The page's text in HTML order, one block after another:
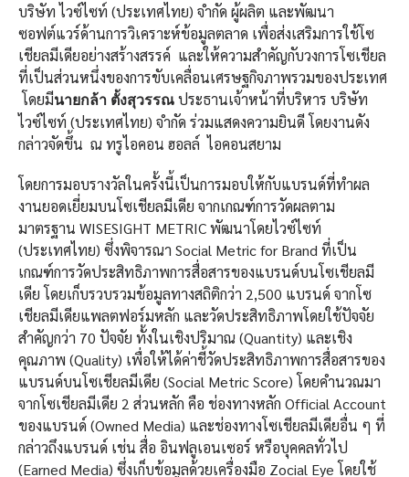
บริษัท ไวซ์ไซท์ (ประเทศไทย) จำกัด ผู้ผลิต และพัฒนา
ซอฟต์แวร์ด้านการวิเคราะห์ข้อมูลตลาด เพื่อส่งเสริมการใช้โซ
เชียลมีเดียอย่างสร้างสรรค์ และให้ความสำคัญกับวงการโซเชียล
ที่เป็นส่วนหนึ่งของการขับเคลื่อนเศรษฐกิจภาพรวมของประเทศ
โดยมีนายกล้า ตั้งสุวรรณ ประธานเจ้าหน้าที่บริหาร บริษัท
ไวซ์ไซท์ (ประเทศไทย) จำกัด ร่วมแสดงความยินดี โดยงานดัง
กล่าวจัดขึ้น ณ ทรูไอคอน ฮอลล์ ไอคอนสยาม
โดยการมอบรางวัลในครั้งนี้เป็นการมอบให้กับแบรนด์ที่ทำผล
งานยอดเยี่ยมบนโซเชียลมีเดีย จากเกณฑ์การวัดผลตาม
มาตรฐาน WISESIGHT METRIC พัฒนาโดยไวซ์ไซท์
(ประเทศไทย) ซึ่งพิจารณา Social Metric for Brand ที่เป็น
เกณฑ์การวัดประสิทธิภาพการสื่อสารของแบรนด์บนโซเชียลมี
เดีย โดยเก็บรวบรวมข้อมูลทางสถิติกว่า 2,500 แบรนด์ จากโซ
เชียลมีเดียแพลตฟอร์มหลัก และวัดประสิทธิภาพโดยใช้ปัจจัย
สำคัญกว่า 70 ปัจจัย ทั้งในเชิงปริมาณ (Quantity) และเชิง
คุณภาพ (Quality) เพื่อให้ได้ค่าชี้วัดประสิทธิภาพการสื่อสารของ
แบรนด์บนโซเชียลมีเดีย (Social Metric Score) โดยคำนวณมา
จากโซเชียลมีเดีย 2 ส่วนหลัก คือ ช่องทางหลัก Official Account
ของแบรนด์ (Owned Media) และช่องทางโซเชียลมีเดียอื่น ๆ ที่
กล่าวถึงแบรนด์ เช่น สื่อ อินฟลูเอนเซอร์ หรือบุคคลทั่วไป
(Earned Media) ซึ่งเก็บข้อมูลด้วยเครื่องมือ Zocial Eye โดยใช้